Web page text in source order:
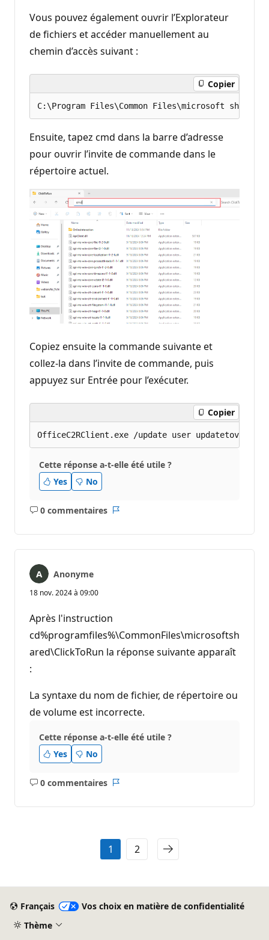
Vous pouvez également ouvrir l’Explorateur
de fichiers et accéder manuellement au
chemin d’accès suivant :
Copier
Ensuite, tapez cmd dans la barre d’adresse
pour ouvrir l’invite de commande dans le
répertoire actuel.
Copiez ensuite la commande suivante et
collez-la dans l’invite de commande, puis
appuyez sur Entrée pour l’exécuter.
Copier
Cette réponse a-t-elle été utile ?
Yes
No
0 commentaires
Aucun
Anonyme
18 nov. 2024 à 09:00
Après l'instruction
cd%programfiles%\CommonFiles\microsoftsh
ared\ClickToRun la réponse suivante apparaît
:
La syntaxe du nom de fichier, de répertoire ou
de volume est incorrecte.
Cette réponse a-t-elle été utile ?
Yes
No
0 commentaires
Aucun
1 2
Français
Vos choix en matière de confidentialité
Thème